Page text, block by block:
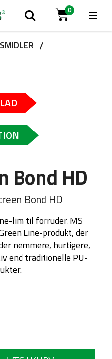
Cart
0
Bond HD
Bond HD
lim til forruder. MS
Line-produkt, der
nemmere, hurtigere,
end traditionelle PU-